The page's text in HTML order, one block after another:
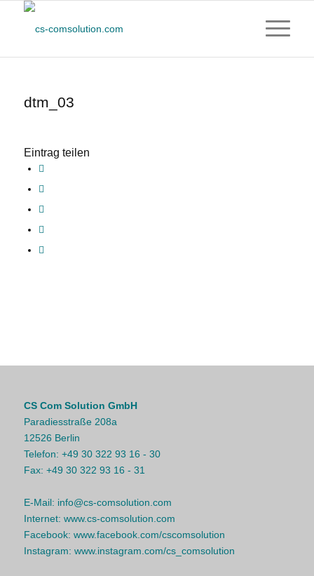
dtm_03
Eintrag teilen
CS Com Solution GmbH
Paradiesstraße 208a
12526 Berlin
Telefon: +49 30 322 93 16 - 30
Fax: +49 30 322 93 16 - 31
E-Mail: info@cs-comsolution.com
Internet: www.cs-comsolution.com
Facebook: www.facebook.com/cscomsolution
Instagram: www.instagram.com/cs_comsolution